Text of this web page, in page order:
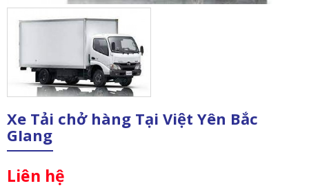
Xe Tải chở hàng Tại Việt Yên Bắc
GIang
Liên hệ